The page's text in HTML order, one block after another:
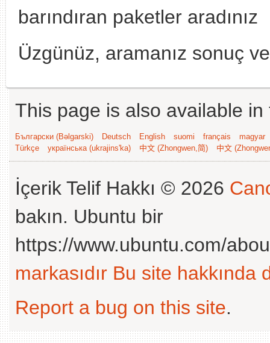
barındıran paketler aradınız
Üzgünüz, aramanız sonuç
This page is also available
Български (Bəlgarski) Deutsch English suomi français
magyar
Türkçe
українська (ukrajins'ka) 中文 (Zhongwen,简) 中文
İçerik Telif Hakkı © 2026
bakın. Ubuntu bir
https://www.ubuntu.com/
markasıdır Bu site hakkında
Report a bug on this site.